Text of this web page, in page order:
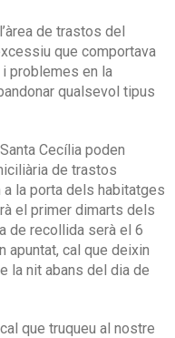
de trastos del
que comportava
problemes en la
qualsevol tipus
Cecília poden
de trastos
la porta dels habitatges
el primer dimarts dels
de recollida serà el 6
apuntat, cal que deixin
la nit abans del dia de
que truqueu al nostre